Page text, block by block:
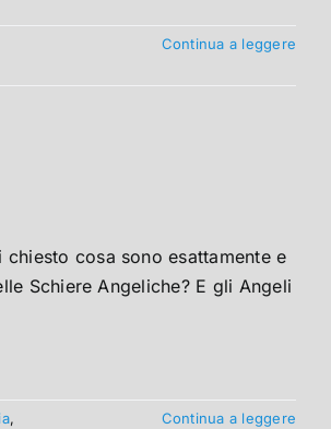
Continua a leggere
cosa sono esattamente e
Schiere Angeliche? E gli Angeli
,
Continua a leggere